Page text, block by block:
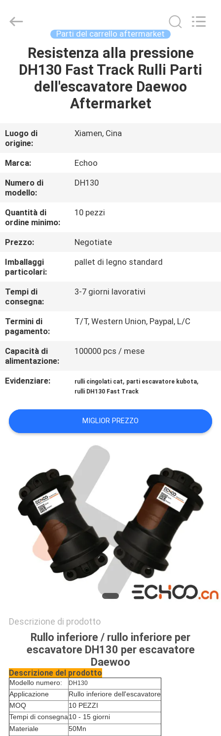
CASA
PRODOTTI
NOI
GIRO
DELLA
FABBRICA
CONTROLLO
DI
QUALITÀ
NOTIZIE
RICHIEDA
CITAZIONE
DEL
SITO
POLICY
Corporation.
Parti del carrello aftermarket
Resistenza alla pressione
DH130 Fast Track Rulli Parti
dell'escavatore Daewoo
Aftermarket
Luogo di
origine:
Xiamen, Cina
Marca:
Echoo
Numero di
modello:
DH130
Quantità di
ordine minimo:
10 pezzi
Prezzo:
Negotiate
Imballaggi
particolari:
pallet di legno standard
Tempi di
consegna:
3-7 giorni lavorativi
Termini di
pagamento:
T/T, Western Union, Paypal, L/C
Capacità di
alimentazione:
100000 pcs / mese
Evidenziare: rulli cingolati cat, parti escavatore kubota,
rulli DH130 Fast Track
MIGLIOR PREZZO
Descrizione di prodotto
Rullo inferiore / rullo inferiore per
escavatore DH130 per escavatore
Daewoo
Descrizione del prodotto
Modello numero: DH130
Applicazione
Rullo inferiore dell'escavatore
MOQ
10 PEZZI
Tempi di consegna10 - 15 giorni
Materiale
50Mn